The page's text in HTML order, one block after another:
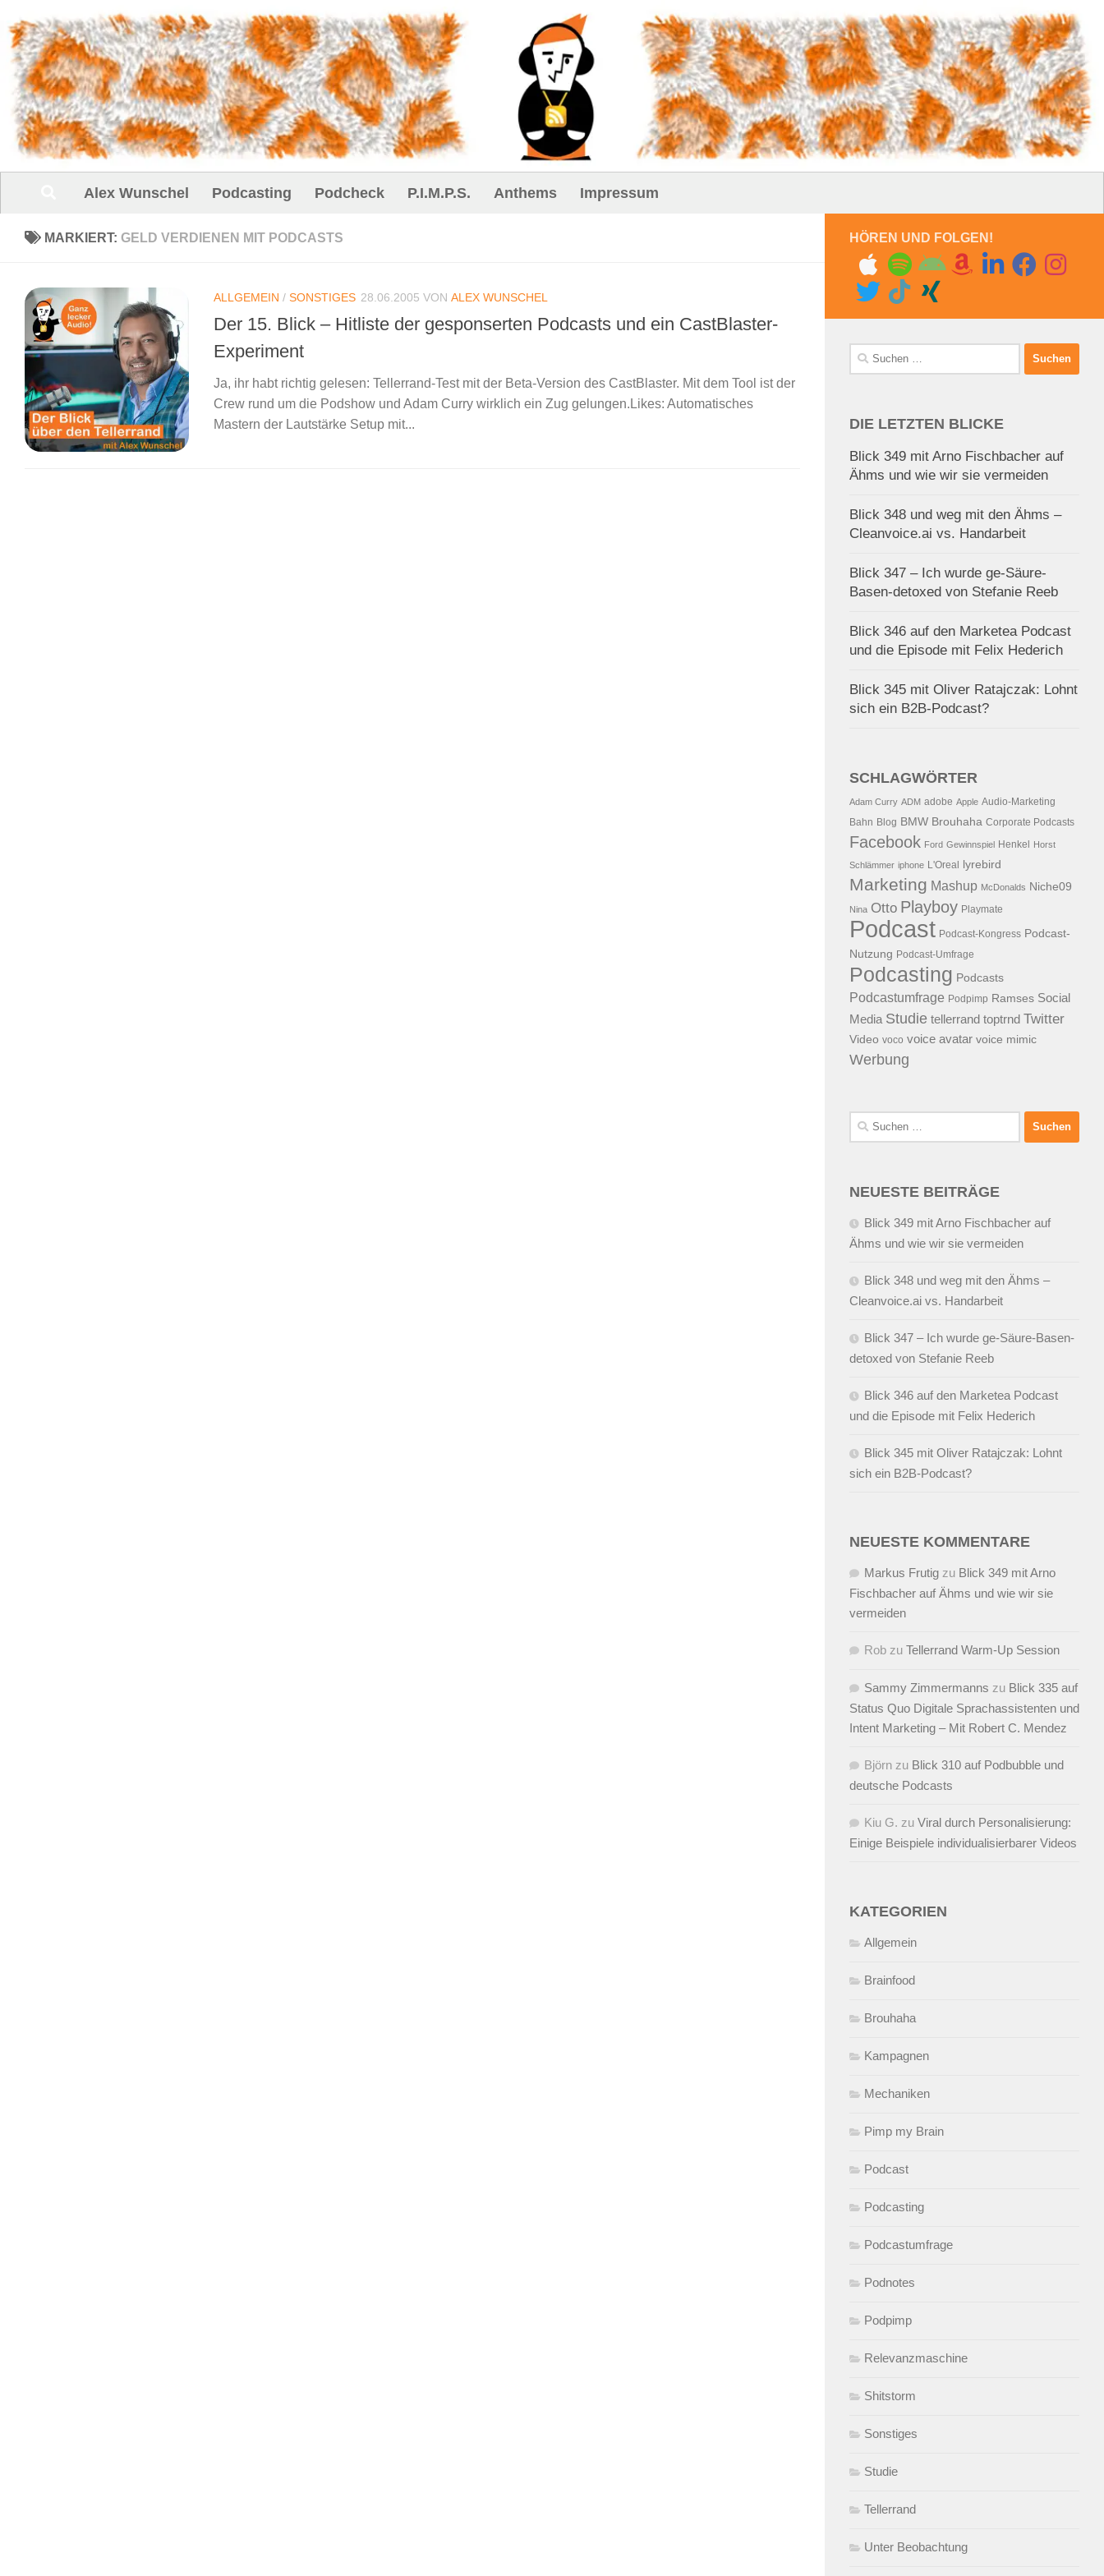
Unter dem Inhalt
Alex Wunschel Podcasting Podcheck P.I.M.P.S. Anthems Impressum
MARKIERT: GELD VERDIENEN MIT PODCASTS
ALLGEMEIN / SONSTIGES 28.06.2005 VON ALEX WUNSCHEL
Der 15. Blick – Hitliste der gesponserten Podcasts und ein CastBlaster-
Experiment
Ja, ihr habt richtig gelesen: Tellerrand-Test mit der Beta-Version des CastBlaster. Mit dem Tool ist der
Crew rund um die Podshow und Adam Curry wirklich ein Zug gelungen.Likes: Automatisches
Mastern der Lautstärke Setup mit...
HÖREN UND FOLGEN!
Suchen
nach:
DIE LETZTEN BLICKE
Blick 349 mit Arno Fischbacher auf
Ähms und wie wir sie vermeiden
Blick 348 und weg mit den Ähms –
Cleanvoice.ai vs. Handarbeit
Blick 347 – Ich wurde ge-Säure-
Basen-detoxed von Stefanie Reeb
Blick 346 auf den Marketea Podcast
und die Episode mit Felix Hederich
Blick 345 mit Oliver Ratajczak: Lohnt
sich ein B2B-Podcast?
SCHLAGWÖRTER
Adam Curry ADM adobe Apple Audio-Marketing
Bahn Blog BMW Brouhaha Corporate Podcasts
Facebook Ford Gewinnspiel Henkel Horst
Schlämmer iphone L'Oreal lyrebird
Marketing Mashup McDonalds Niche09
Nina Otto Playboy Playmate
Podcast Podcast-Kongress Podcast-
Nutzung Podcast-Umfrage
Podcasting Podcasts
Podcastumfrage Podpimp Ramses Social
Media Studie tellerrand toptrnd Twitter
Video voco voice avatar voice mimic
Werbung
Suchen
nach:
NEUESTE BEITRÄGE
Blick 349 mit Arno Fischbacher auf
Ähms und wie wir sie vermeiden
Blick 348 und weg mit den Ähms –
Cleanvoice.ai vs. Handarbeit
Blick 347 – Ich wurde ge-Säure-Basen-
detoxed von Stefanie Reeb
Blick 346 auf den Marketea Podcast
und die Episode mit Felix Hederich
Blick 345 mit Oliver Ratajczak: Lohnt
sich ein B2B-Podcast?
NEUESTE KOMMENTARE
Markus Frutig zu Blick 349 mit Arno
Fischbacher auf Ähms und wie wir sie
vermeiden
Rob zu Tellerrand Warm-Up Session
Sammy Zimmermanns zu Blick 335 auf
Status Quo Digitale Sprachassistenten und
Intent Marketing – Mit Robert C. Mendez
Björn zu Blick 310 auf Podbubble und
deutsche Podcasts
Kiu G. zu Viral durch Personalisierung:
Einige Beispiele individualisierbarer Videos
KATEGORIEN
Allgemein
Brainfood
Brouhaha
Kampagnen
Mechaniken
Pimp my Brain
Podcast
Podcasting
Podcastumfrage
Podnotes
Podpimp
Relevanzmaschine
Shitstorm
Sonstiges
Studie
Tellerrand
Unter Beobachtung